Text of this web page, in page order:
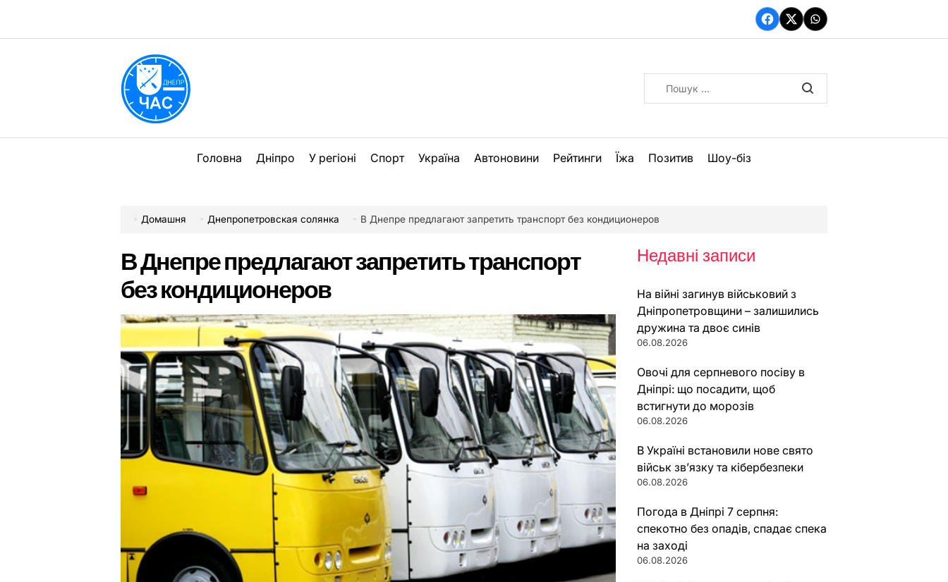
вмісту
Facebook
TwitterWhatsApp
Головна Дніпро У регіоні Спорт Україна Автоновини Рейтинги Їжа Позитив Шоу-біз
Домашня Днепропетровская солянка В Днепре предлагают запретить транспорт без кондиционеров
В Днепре предлагают запретить транспорт
без кондиционеров
Недавні записи
На війні загинув військовий з
Дніпропетровщини – залишились
дружина та двоє синів
06.08.2026
Овочі для серпневого посіву в
Дніпрі: що посадити, щоб
встигнути до морозів
06.08.2026
В Україні встановили нове свято
військ зв’язку та кібербезпеки
06.08.2026
Погода в Дніпрі 7 серпня:
спекотно без опадів, спадає спека
на заході
06.08.2026